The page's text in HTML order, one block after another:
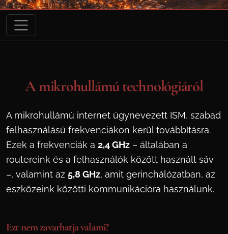
A mikrohullámú technológiáról
A mikrohullámú internet úgynevezett ISM, szabad
felhasználású frekvenciákon kerül továbbításra.
Ezek a frekvenciák a 2,4 GHz – általában a
routereink és a felhasználók között használt sáv
–, valamint az 5,8 GHz, amit gerinchálózatban, az
eszközeink közötti kommunikációra használunk.
Ezt nem zavarhatja valami?